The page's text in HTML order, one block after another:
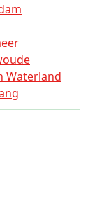
Waterland